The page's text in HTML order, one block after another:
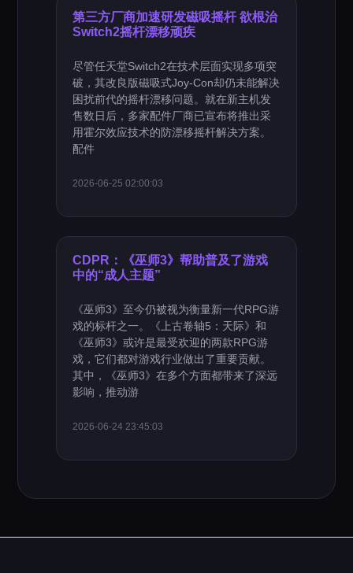
第三方厂商加速研发磁吸摇杆 欲根治
Switch2摇杆漂移顽疾
尽管任天堂Switch2在技术层面实现多项突
破，其改良版磁吸式Joy-Con却仍未能解决
困扰前代的摇杆漂移问题。就在新主机发
售数日后，多家配件厂商已宣布将推出采
用霍尔效应技术的防漂移摇杆解决方案。
配件
2026-06-25 02:00:03
CDPR：《巫师3》帮助普及了游戏
中的“成人主题”
《巫师3》至今仍被视为衡量新一代RPG游
戏的标杆之一。《上古卷轴5：天际》和
《巫师3》或许是最受欢迎的两款RPG游
戏，它们都对游戏行业做出了重要贡献。
其中，《巫师3》在多个方面都带来了深远
影响，推动游
2026-06-24 23:45:03